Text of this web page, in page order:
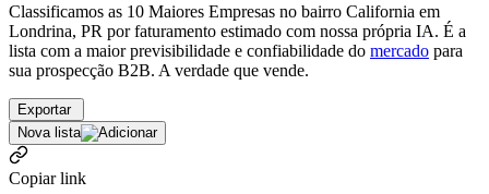
Classificamos as 10 Maiores Empresas no bairro California em
Londrina, PR por faturamento estimado com nossa própria IA. É a
lista com a maior previsibilidade e confiabilidade do mercado para
sua prospecção B2B. A verdade que vende.
Exportar
Nova lista
Copiar link